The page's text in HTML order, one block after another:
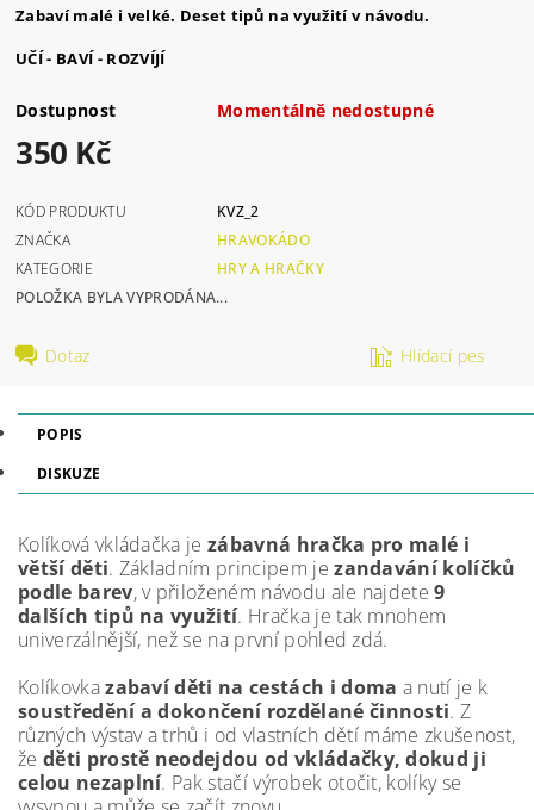
Zabaví malé i velké. Deset tipů na využití v návodu.
UČÍ - BAVÍ - ROZVÍJÍ
Dostupnost Momentálně nedostupné
350 Kč
KÓD PRODUKTU
KVZ_2
ZNAČKA
HRAVOKÁDO
KATEGORIE
HRY A HRAČKY
POLOŽKA BYLA VYPRODÁNA...
Dotaz Hlídací pes
POPIS
DISKUZE
Kolíková vkládačka jezábavná hračka pro malé i
větší děti. Základním principem jezandavání kolíčků
podle barev, v přiloženém návodu ale najdete9
dalších tipů na využití. Hračka je tak mnohem
univerzálnější, než se na první pohled zdá.
Kolíkovkazabaví děti na cestách i doma a nutí je k
soustředění a dokončení rozdělané činnosti. Z
různých výstav a trhů i od vlastních dětí máme zkušenost,
že děti prostě neodejdou od vkládačky, dokud ji
celou nezaplní. Pak stačí výrobek otočit, kolíky se